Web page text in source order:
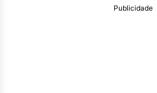
Publicidade